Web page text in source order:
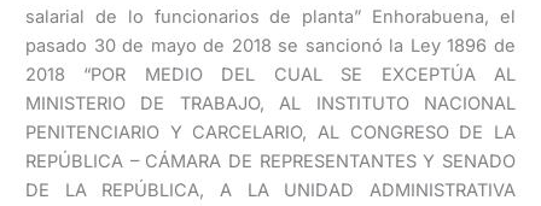
salarial de lo funcionarios de planta” Enhorabuena, el
pasado 30 de mayo de 2018 se sancionó la Ley 1896 de
2018 “POR MEDIO DEL CUAL SE EXCEPTÚA AL
MINISTERIO DE TRABAJO, AL INSTITUTO NACIONAL
PENITENCIARIO Y CARCELARIO, AL CONGRESO DE LA
REPÚBLICA – CÁMARA DE REPRESENTANTES Y SENADO
DE LA REPÚBLICA, A LA UNIDAD ADMINISTRATIVA